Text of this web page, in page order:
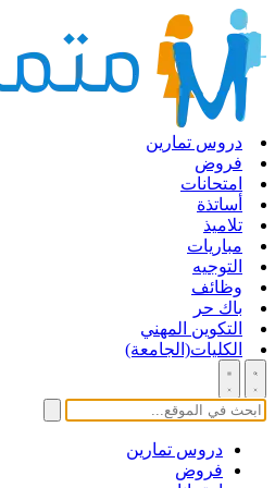
دروس تمارين
فروض
امتحانات
أساتذة
تلاميذ
مباريات
التوجيه
وظائف
باك حر
التكوين المهني
الكليات(الجامعة)
دروس تمارين
فروض